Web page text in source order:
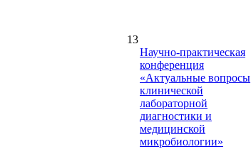
13
Научно-практическая
конференция
«Актуальные вопросы
клинической
лабораторной
диагностики и
медицинской
микробиологии»